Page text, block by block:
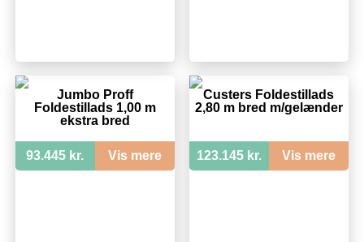
Jumbo Proff
Foldestillads 1,00 m
ekstra bred
93.445 kr. Vis mere
Custers Foldestillads
2,80 m bred m/gelænder
123.145 kr. Vis mere